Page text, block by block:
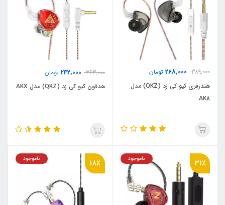
389,000
268,000 تومان
هندزفری کیو کی زد (QKZ) مدل
AK8
363,000
242,000 تومان
هدفون کیو کی زد (QKZ) مدل AKX
31٪ ناموجود 18٪ ناموجود